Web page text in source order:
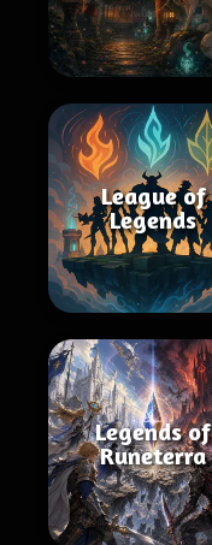
League of
Legends
Legends of
Runeterra